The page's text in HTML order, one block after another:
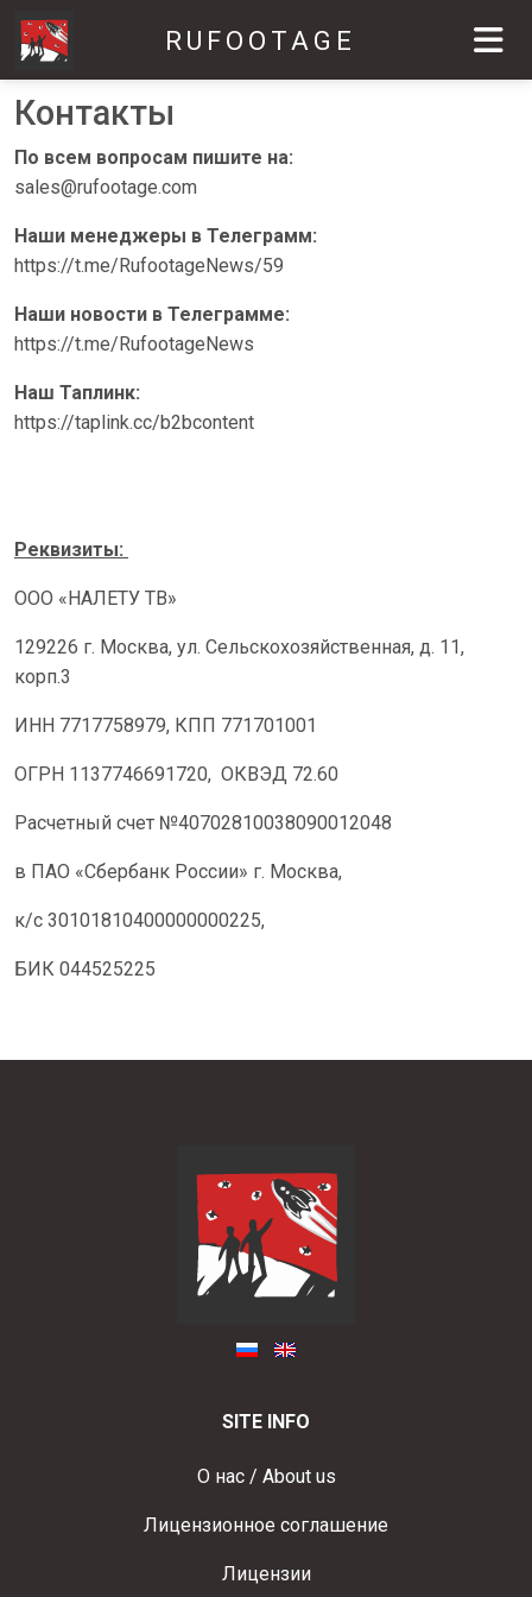
RUFOOTAGE
Контакты
По всем вопросам пишите на:
sales@rufootage.com
Наши менеджеры в Телеграмм:
https://t.me/RufootageNews/59
Наши новости в Телеграмме:
https://t.me/RufootageNews
Наш Таплинк:
https://taplink.cc/b2bcontent
Реквизиты:
ООО «НАЛЕТУ ТВ»
129226 г. Москва, ул. Сельскохозяйственная, д. 11,
корп.3
ИНН 7717758979, КПП 771701001
ОГРН 1137746691720, ОКВЭД 72.60
Расчетный счет №40702810038090012048
в ПАО «Сбербанк России» г. Москва,
к/с 30101810400000000225,
БИК 044525225
SITE INFO
О нас / About us
Лицензионное соглашение
Лицензии